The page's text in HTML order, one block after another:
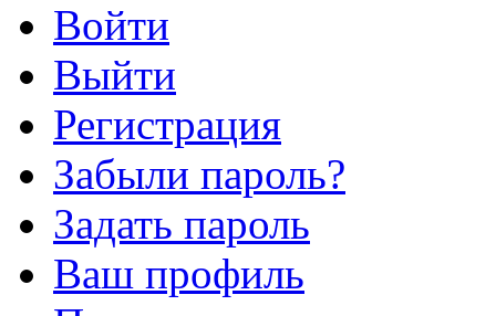
Войти
Выйти
Регистрация
Забыли пароль?
Задать пароль
Ваш профиль